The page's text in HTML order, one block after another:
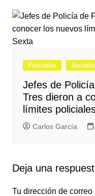
Policiales
Jefes de
Tres dieron a
límites
Carlos García
Deja una
Tu dirección de